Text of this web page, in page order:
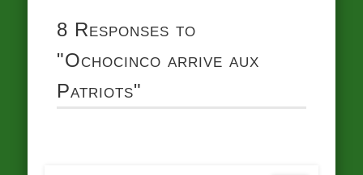
8 Responses to
"Ochocinco arrive aux
Patriots"